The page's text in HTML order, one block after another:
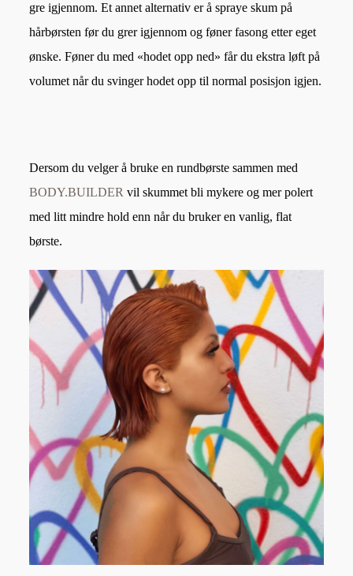
gre igjennom. Et annet alternativ er å spraye skum på
hårbørsten før du grer igjennom og føner fasong etter eget
ønske. Føner du med «hodet opp ned» får du ekstra løft på
volumet når du svinger hodet opp til normal posisjon igjen.
Dersom du velger å bruke en rundbørste sammen med
BODY.BUILDER vil skummet bli mykere og mer polert
med litt mindre hold enn når du bruker en vanlig, flat
børste.